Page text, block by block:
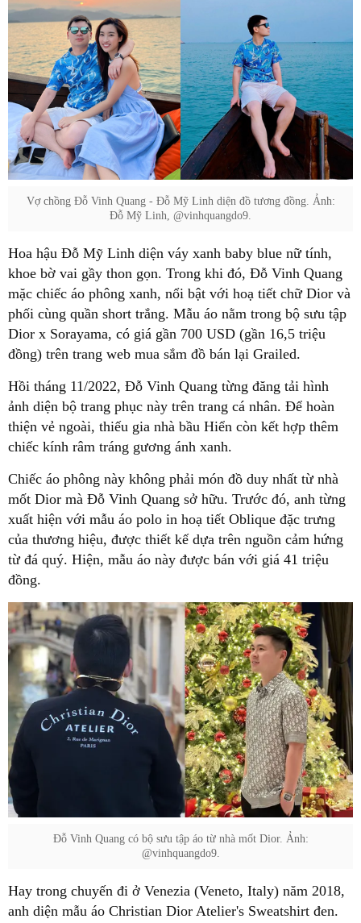
Vợ chồng Đỗ Vinh Quang - Đỗ Mỹ Linh diện đồ tương đồng. Ảnh:
Đỗ Mỹ Linh, @vinhquangdo9.
Hoa hậu Đỗ Mỹ Linh diện váy xanh baby blue nữ tính,
khoe bờ vai gầy thon gọn. Trong khi đó, Đỗ Vinh Quang
mặc chiếc áo phông xanh, nổi bật với hoạ tiết chữ Dior và
phối cùng quần short trắng. Mẫu áo nằm trong bộ sưu tập
Dior x Sorayama, có giá gần 700 USD (gần 16,5 triệu
đồng) trên trang web mua sắm đồ bán lại Grailed.
Hồi tháng 11/2022, Đỗ Vinh Quang từng đăng tải hình
ảnh diện bộ trang phục này trên trang cá nhân. Để hoàn
thiện vẻ ngoài, thiếu gia nhà bầu Hiển còn kết hợp thêm
chiếc kính râm tráng gương ánh xanh.
Chiếc áo phông này không phải món đồ duy nhất từ nhà
mốt Dior mà Đỗ Vinh Quang sở hữu. Trước đó, anh từng
xuất hiện với mẫu áo polo in hoạ tiết Oblique đặc trưng
của thương hiệu, được thiết kế dựa trên nguồn cảm hứng
từ đá quý. Hiện, mẫu áo này được bán với giá 41 triệu
đồng.
Đỗ Vinh Quang có bộ sưu tập áo từ nhà mốt Dior. Ảnh:
@vinhquangdo9.
Hay trong chuyến đi ở Venezia (Veneto, Italy) năm 2018,
anh diện mẫu áo Christian Dior Atelier's Sweatshirt đen.